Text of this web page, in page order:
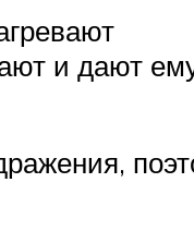
и дают